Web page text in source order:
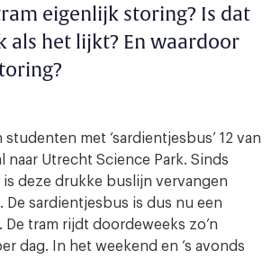
eigenlijk storing? Is dat
als het lijkt? En waardoor
met ‘sardientjesbus’ 12 van
naar Utrecht Science Park. Sinds
is deze drukke buslijn vervangen
De sardientjesbus is dus nu een
De tram rijdt doordeweeks zo’n
dag. In het weekend en ‘s avonds